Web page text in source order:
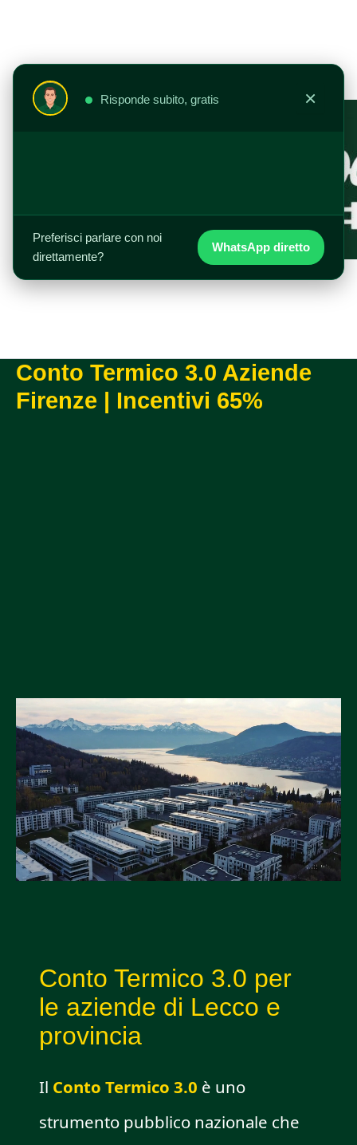
Risponde subito, gratis ×
Preferisci parlare con noi
direttamente?
WhatsApp diretto
Conto Termico 3.0 Aziende
Firenze | Incentivi 65%
Conto Termico 3.0 per
le aziende di Lecco e
provincia
Il Conto Termico 3.0 è uno
strumento pubblico nazionale che